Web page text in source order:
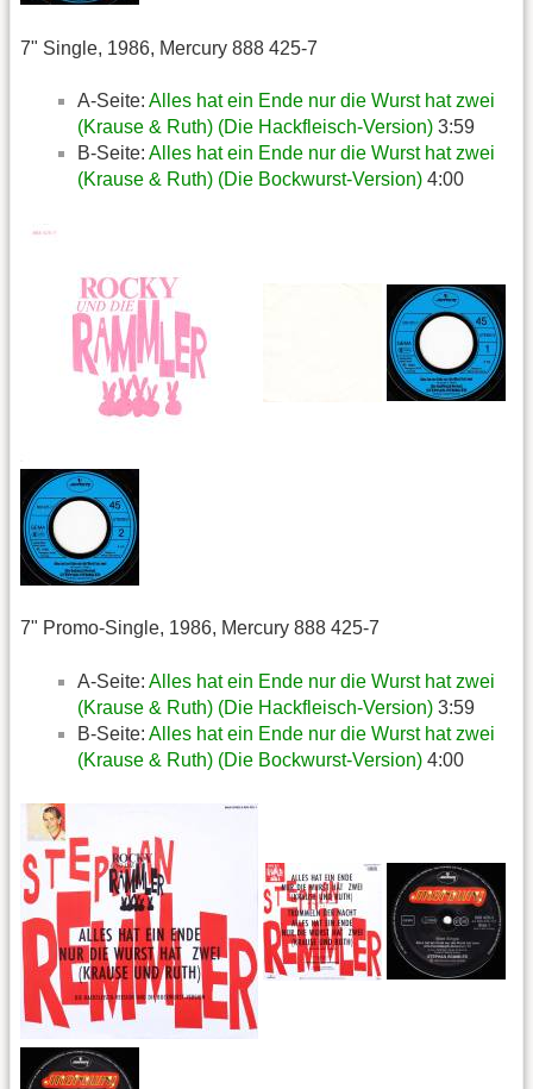
7" Single, 1986, Mercury 888 425-7
A-Seite: Alles hat ein Ende nur die Wurst hat zwei
(Krause & Ruth) (Die Hackfleisch-Version) 3:59
B-Seite: Alles hat ein Ende nur die Wurst hat zwei
(Krause & Ruth) (Die Bockwurst-Version) 4:00
7" Promo-Single, 1986, Mercury 888 425-7
A-Seite: Alles hat ein Ende nur die Wurst hat zwei
(Krause & Ruth) (Die Hackfleisch-Version) 3:59
B-Seite: Alles hat ein Ende nur die Wurst hat zwei
(Krause & Ruth) (Die Bockwurst-Version) 4:00